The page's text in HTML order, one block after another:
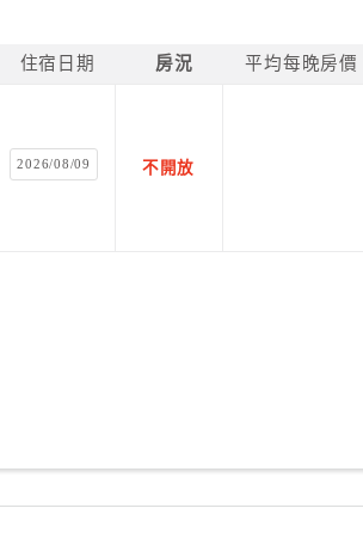
住宿日期 房況 平均每晚房價
2026/08/09 不開放